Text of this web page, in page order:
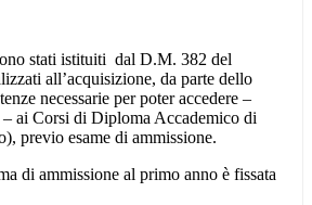
stati istituiti dal D.M. 382 del
all’acquisizione, da parte dello
necessarie per poter accedere –
ai Corsi di Diploma Accademico di
previo esame di ammissione.
di ammissione al primo anno è fissata